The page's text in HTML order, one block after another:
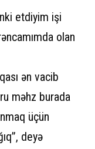
etdiyim işi
olan
ən vacib
məhz burada
üçün
deyə